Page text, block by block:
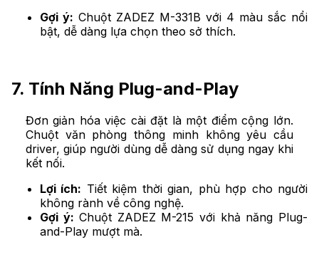
Gợi ý: Chuột ZADEZ M-331B với 4 màu sắc nổi
bật, dễ dàng lựa chọn theo sở thích.
7. Tính Năng Plug-and-Play
Đơn giản hóa việc cài đặt là một điểm cộng lớn.
Chuột văn phòng thông minh không yêu cầu
driver, giúp người dùng dễ dàng sử dụng ngay khi
kết nối.
Lợi ích: Tiết kiệm thời gian, phù hợp cho người
không rành về công nghệ.
Gợi ý: Chuột ZADEZ M-215 với khả năng Plug-
and-Play mượt mà.